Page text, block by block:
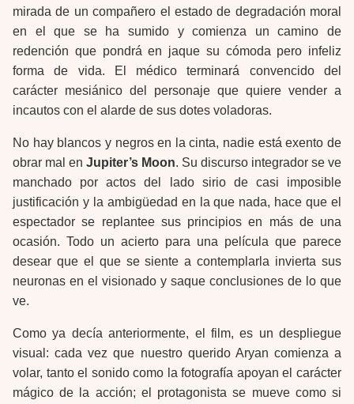
mirada de un compañero el estado de degradación moral
en el que se ha sumido y comienza un camino de
redención que pondrá en jaque su cómoda pero infeliz
forma de vida. El médico terminará convencido del
carácter mesiánico del personaje que quiere vender a
incautos con el alarde de sus dotes voladoras.
No hay blancos y negros en la cinta, nadie está exento de
obrar mal en Jupiter’s Moon. Su discurso integrador se ve
manchado por actos del lado sirio de casi imposible
justificación y la ambigüedad en la que nada, hace que el
espectador se replantee sus principios en más de una
ocasión. Todo un acierto para una película que parece
desear que el que se siente a contemplarla invierta sus
neuronas en el visionado y saque conclusiones de lo que
ve.
Como ya decía anteriormente, el film, es un despliegue
visual: cada vez que nuestro querido Aryan comienza a
volar, tanto el sonido como la fotografía apoyan el carácter
mágico de la acción; el protagonista se mueve como si